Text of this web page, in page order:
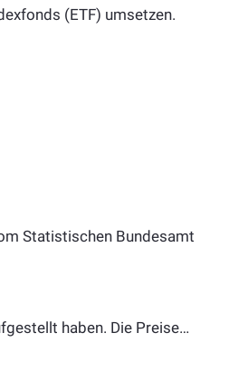
(ETF) umsetzen.
Statistischen Bundesamt
haben. Die Preise…